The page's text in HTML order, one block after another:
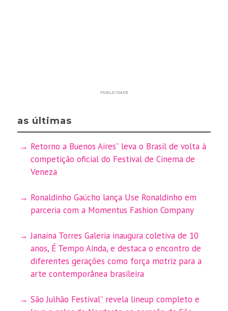
PUBLICIDADE
as últimas
Retorno a Buenos Aires” leva o Brasil de volta à
competição oficial do Festival de Cinema de
Veneza
Ronaldinho Gaúcho lança Use Ronaldinho em
parceria com a Momentus Fashion Company
Janaina Torres Galeria inaugura coletiva de 10
anos, É Tempo Ainda, e destaca o encontro de
diferentes gerações como força motriz para a
arte contemporânea brasileira
São Julhão Festival” revela lineup completo e